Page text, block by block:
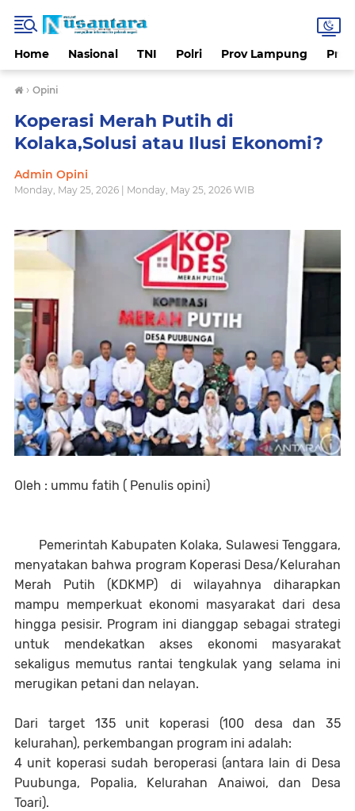
Home Nasional TNI Polri Prov Lampung
› Opini
Koperasi Merah Putih di
Kolaka,Solusi atau Ilusi Ekonomi?
Admin Opini
Monday, May 25, 2026 | Monday, May 25, 2026 WIB
Oleh : ummu fatih ( Penulis opini)
Pemerintah Kabupaten Kolaka, Sulawesi Tenggara,
menyatakan bahwa program Koperasi Desa/Kelurahan
Merah Putih (KDKMP) di wilayahnya diharapkan
mampu memperkuat ekonomi masyarakat dari desa
hingga pesisir. Program ini dianggap sebagai strategi
untuk mendekatkan akses ekonomi masyarakat
sekaligus memutus rantai tengkulak yang selama ini
merugikan petani dan nelayan.
Dari target 135 unit koperasi (100 desa dan 35
kelurahan), perkembangan program ini adalah:
4 unit koperasi sudah beroperasi (antara lain di Desa
Puubunga, Popalia, Kelurahan Anaiwoi, dan Desa
Toari).